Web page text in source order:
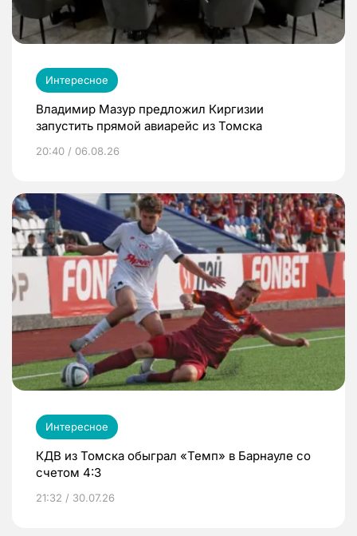
Интересное
Владимир Мазур предложил Киргизии
запустить прямой авиарейс из Томска
20:40 / 06.08.26
Интересное
КДВ из Томска обыграл «Темп» в Барнауле со
счетом 4:3
21:32 / 30.07.26